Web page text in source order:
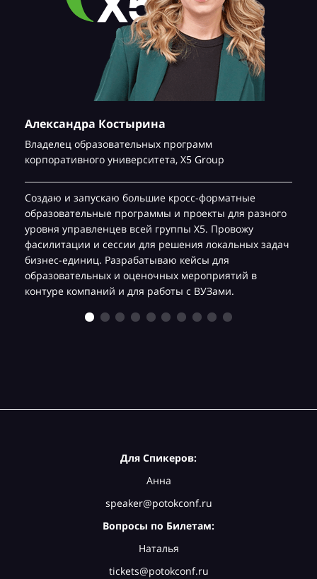
Александра Костырина
Владелец образовательных программ
корпоративного университета, Х5 Group
Создаю и запускаю большие кросс-форматные
образовательные программы и проекты для разного
уровня управленцев всей группы Х5. Провожу
фасилитации и сессии для решения локальных задач
бизнес-единиц. Разрабатываю кейсы для
образовательных и оценочных мероприятий в
контуре компаний и для работы с ВУЗами.
Для Спикеров:
Анна
speaker@potokconf.ru
Вопросы по Билетам:
Наталья
tickets@potokconf.ru